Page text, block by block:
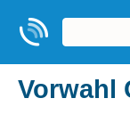
Vorwahl